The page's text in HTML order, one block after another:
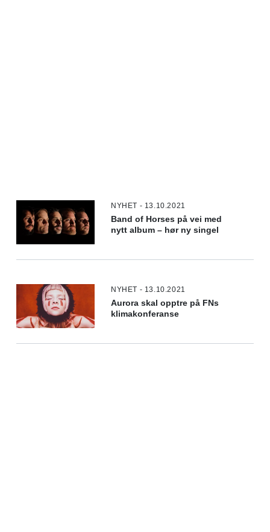
NYHET - 13.10.2021
Band of Horses på vei med
nytt album – hør ny singel
NYHET - 13.10.2021
Aurora skal opptre på FNs
klimakonferanse